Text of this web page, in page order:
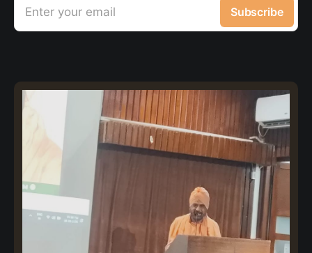
Enter your email Subscribe